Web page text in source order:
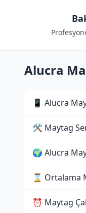
Alucra
📱 Alucra
🛠 Maytag
🌍 Alucra
⌛ Ortalama
⏰ Maytag